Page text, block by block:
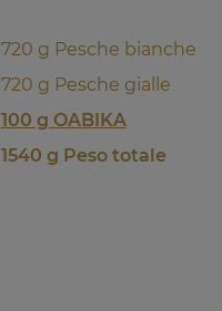
720 g Pesche bianche
720 g Pesche gialle
100 g OABIKA
1540 g Peso totale